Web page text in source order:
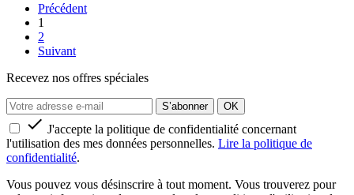
Précédent
1
2
Suivant
Recevez nos offres spéciales
 J'accepte la politique de confidentialité concernant
l'utilisation des mes données personnelles. Lire la politique de
confidentialité.
Vous pouvez vous désinscrire à tout moment. Vous trouverez pour